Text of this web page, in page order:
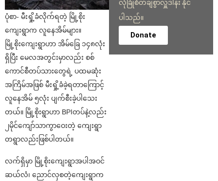
ပုံစာ- မီးရှို့ခံလိုက်ရတဲ့ မြို့စိုး
ကျေးရွာက လူနေအိမ်များ။
မြို့စိုးကျေးရွာဟာ အိမ်ခြေ ၁၄၈လုံး
ရှိပြီး မေလအတွင်းမှာလည်း စစ်
ကောင်စီတပ်သားတွေရဲ့ ပထမဆုံး
အကြိမ်အဖြစ် မီးရှို့ခံခဲ့ရတာကြောင့်
လူနေအိမ် ၅လုံး ပျက်စီးခဲ့ပါသေး
တယ်။ မြို့စိုးရွာဟာ BPIတပ်နဲ့လည်း
၂မိုင်ကျော်သာကွာဝေးတဲ့ ကျေးရွာ
တရွာလည်းဖြစ်ပါတယ်။
လက်ရှိမှာ မြို့စိုးကျေးရွာအပါအဝင်
ဆယ်လံ၊ ညောင်လှစတဲ့ကျေးရွာက
လုံခြုံစိတ်ချစွာလှူဒါန်း နိုင်
ပါသည်။
Donate